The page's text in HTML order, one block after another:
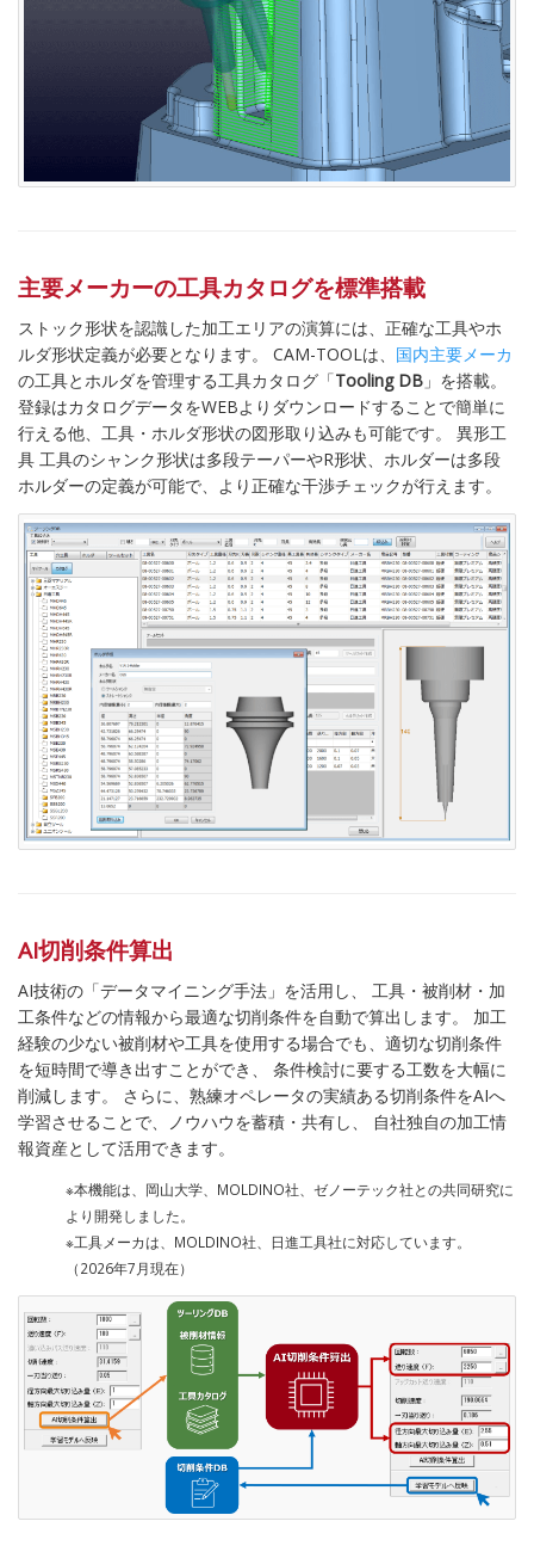
主要メーカーの工具カタログを標準搭載
ストック形状を認識した加工エリアの演算には、正確な工具やホ
ルダ形状定義が必要となります。 CAM-TOOLは、 国内主要メーカ
の工具とホルダを管理する工具カタログ「Tooling DB 」を搭載。
登録はカタログデータをWEBよりダウンロードすることで簡単に
行える他、工具・ホルダ形状の図形取り込みも可能です。 異形工
具 工具のシャンク形状は多段テーパーやR形状、ホルダーは多段
ホルダーの定義が可能で、より正確な干渉チェックが行えます。
AI切削条件算出
AI技術の「データマイニング手法」を活用し、 工具・被削材・加
工条件などの情報から最適な切削条件を自動で算出します。 加工
経験の少ない被削材や工具を使用する場合でも、適切な切削条件
を短時間で導き出すことができ、 条件検討に要する工数を大幅に
削減します。 さらに、熟練オペレータの実績ある切削条件をAIへ
学習させることで、ノウハウを蓄積・共有し、 自社独自の加工情
報資産として活用できます。
※本機能は、岡山大学、MOLDINO社、ゼノーテック社との共同研究に
より開発しました。
※工具メーカは、MOLDINO社、日進工具社に対応しています。
（2026年7月現在）